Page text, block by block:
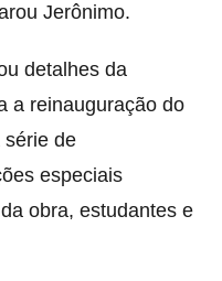
Jerônimo.
detalhes da
a reinauguração do
série de
especiais
obra, estudantes e